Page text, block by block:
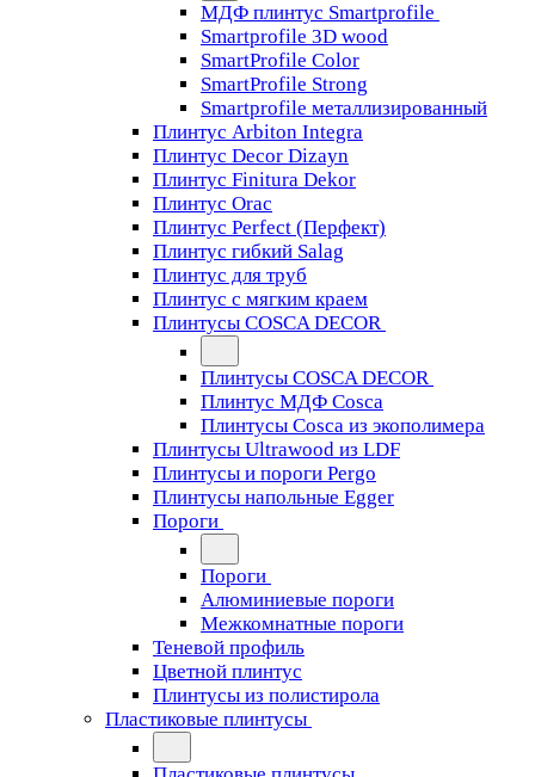
МДФ плинтус Smartprofile
Smartprofile 3D wood
SmartProfile Color
SmartProfile Strong
Smartprofile металлизированный
Плинтус Arbiton Integra
Плинтус Decor Dizayn
Плинтус Finitura Dekor
Плинтус Orac
Плинтус Perfect (Перфект)
Плинтус гибкий Salag
Плинтус для труб
Плинтус с мягким краем
Плинтусы COSCA DECOR
Плинтусы COSCA DECOR
Плинтус МДФ Cosca
Плинтусы Cosca из экополимера
Плинтусы Ultrawood из LDF
Плинтусы и пороги Pergo
Плинтусы напольные Egger
Пороги
Пороги
Алюминиевые пороги
Межкомнатные пороги
Теневой профиль
Цветной плинтус
Плинтусы из полистирола
Пластиковые плинтусы